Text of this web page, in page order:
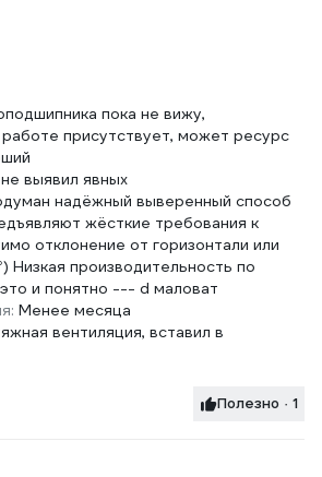
пока не вижу,
присутствует, может ресурс
выявил явных
надёжный выверенный способ
жёсткие требования к
отклонение от горизонтали или
Низкая производительность по
и понятно --- d маловат
Менее месяца
вентиляция, вставил в
Полезно · 1